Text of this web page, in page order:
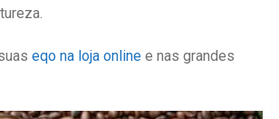
eqo na loja onlinee nas grandes